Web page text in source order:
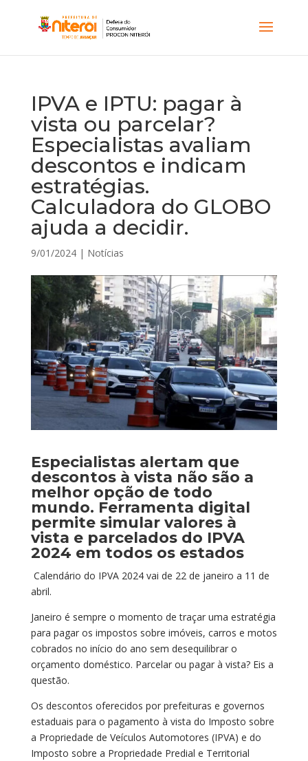
IPVA e IPTU: pagar à
vista ou parcelar?
Especialistas avaliam
descontos e indicam
estratégias.
Calculadora do GLOBO
ajuda a decidir.
9/01/2024| Notícias
Especialistas alertam que
descontos à vista não são a
melhor opção de todo
mundo. Ferramenta digital
permite simular valores à
vista e parcelados do IPVA
2024 em todos os estados
Calendário do IPVA 2024 vai de 22 de janeiro a 11 de
abril.
Janeiro é sempre o momento de traçar uma estratégia
para pagar os impostos sobre imóveis, carros e motos
cobrados no início do ano sem desequilibrar o
orçamento doméstico. Parcelar ou pagar à vista? Eis a
questão.
Os descontos oferecidos por prefeituras e governos
estaduais para o pagamento à vista do Imposto sobre
a Propriedade de Veículos Automotores (IPVA) e do
Imposto sobre a Propriedade Predial e Territorial